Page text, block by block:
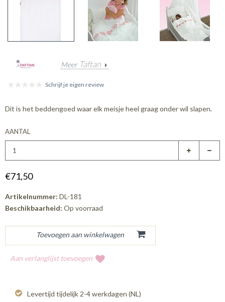
Meer Taftan
Schrijf je eigen review
Dit is het beddengoed waar elk meisje heel graag onder wil slapen.
AANTAL
€71,50
Artikelnummer: DL-181
Beschikbaarheid: Op voorraad
Aan verlanglijst toevoegen
Levertijd tijdelijk 2-4 werkdagen (NL)